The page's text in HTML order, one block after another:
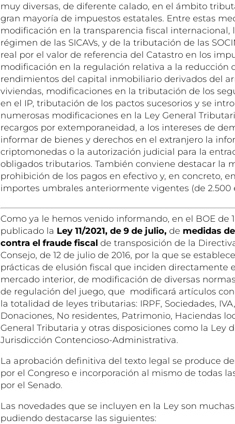
muy diversas, de diferente calado, en el ámbito
gran mayoría de impuestos estatales. Entre estas
modificación en la transparencia fiscal internacional,
régimen de las SICAVs, y de la tributación de las
real por el valor de referencia del Catastro en los
modificación en la regulación relativa a la reducción
rendimientos del capital inmobiliario derivados del
viviendas, modificaciones en la tributación de los
en el IP, tributación de los pactos sucesorios y se
numerosas modificaciones en la Ley General
recargos por extemporaneidad, a los intereses de
informar de bienes y derechos en el extranjero la
criptomonedas o la autorización judicial para la
obligados tributarios. También conviene destacar la
prohibición de los pagos en efectivo y, en concreto,
importes umbrales anteriormente vigentes (de 2.500
Como ya le hemos venido informando, en el BOE de
publicado la Ley 11/2021, de 9 de julio, de medidas
contra el fraude fiscal de transposición de la Directiva
Consejo, de 12 de julio de 2016, por la que se
prácticas de elusión fiscal que inciden directamente
mercado interior, de modificación de diversas
de regulación del juego, que modificará artículos
la totalidad de leyes tributarias: IRPF, Sociedades,
Donaciones, No residentes, Patrimonio, Haciendas
General Tributaria y otras disposiciones como la Ley
Jurisdicción Contencioso-Administrativa.
La aprobación definitiva del texto legal se produce
por el Congreso e incorporación al mismo de todas
por el Senado.
Las novedades que se incluyen en la Ley son
pudiendo destacarse las siguientes: